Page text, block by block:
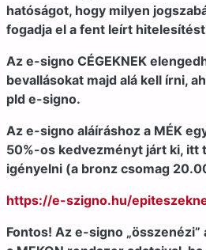
hatóságot, hogy milyen
fogadja el a fent leírt
Az e-signo CÉGEKNEK
bevallásokat majd alá kell írni,
pld e-signo.
Az e-signo aláíráshoz a MÉK
50%-os kedvezményt járt ki, itt
igényelni (a bronz csomag
https://e-szigno.hu/
Fontos! Az e-signo